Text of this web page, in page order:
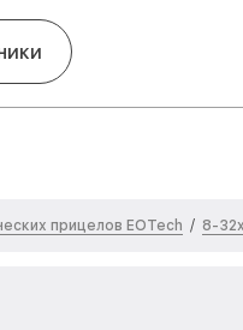
прицелов EOTech / 8-